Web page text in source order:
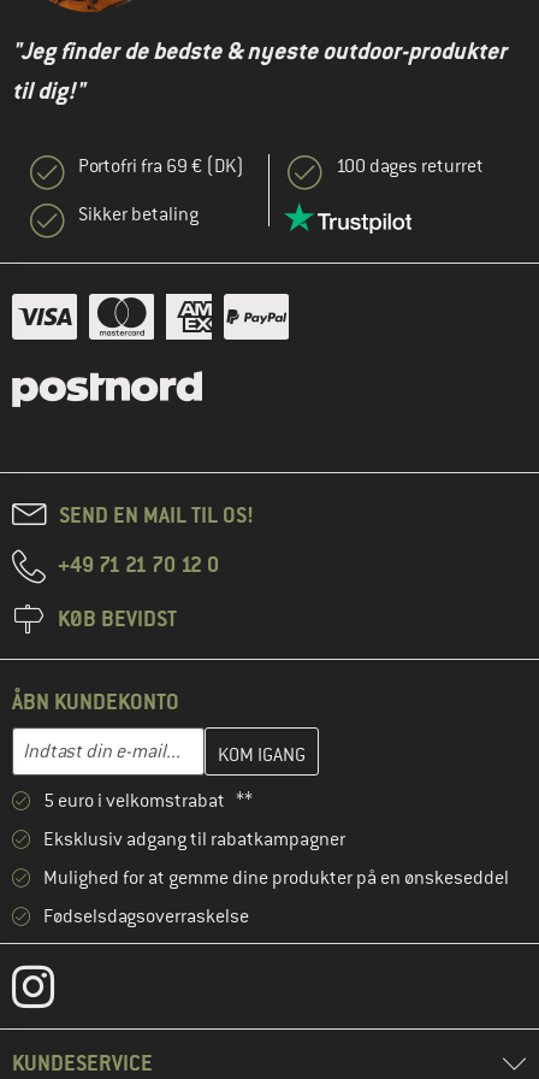
"Jeg finder de bedste & nyeste outdoor-produkter
til dig!"
Portofri fra 69 € (DK)
Sikker betaling
100 dages returret
SEND EN MAIL TIL OS!
+49 71 21 70 12 0
KØB BEVIDST
ÅBN KUNDEKONTO
E-mail-adresse
Indtast din e-mailadresse her, og opret i næste trin din
5 euro i velkomstrabat **
Eksklusiv adgang til rabatkampagner
Mulighed for at gemme dine produkter på en ønskeseddel
Fødselsdagsoverraskelse
KUNDESERVICE